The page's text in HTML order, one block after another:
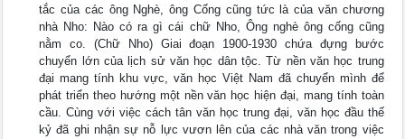
tắc của các ông Nghè, ông Cống cũng tức là của văn chương
nhà Nho: Nào có ra gì cái chữ Nho, Ông nghè ông cống cũng
nằm co. (Chữ Nho) Giai đoạn 1900-1930 chứa đựng bước
chuyển lớn của lịch sử văn học dân tộc. Từ nền văn học trung
đại mang tính khu vực, văn học Việt Nam đã chuyển mình để
phát triển theo hướng một nền văn học hiện đại, mang tính toàn
cầu. Cùng với việc cách tân văn học trung đại, văn học đầu thế
kỷ đã ghi nhận sự nỗ lực vươn lên của các nhà văn trong việc